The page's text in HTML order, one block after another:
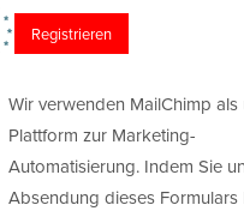
Wir verwenden MailChimp als
Plattform zur Marketing-
Automatisierung. Indem Sie
Absendung dieses Formulars